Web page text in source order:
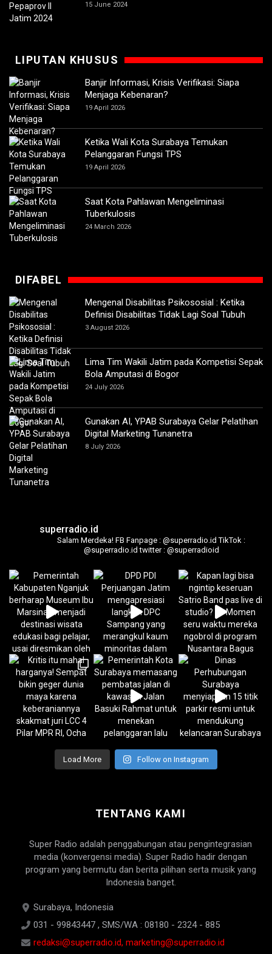
15 June 2024
LIPUTAN KHUSUS
Banjir Informasi, Krisis Verifikasi: Siapa
Menjaga Kebenaran?
19 April 2026
Ketika Wali Kota Surabaya Temukan
Pelanggaran Fungsi TPS
19 April 2026
Saat Kota Pahlawan Mengeliminasi
Tuberkulosis
24 March 2026
DIFABEL
Mengenal Disabilitas Psikososial : Ketika
Definisi Disabilitas Tidak Lagi Soal Tubuh
3 August 2026
Lima Tim Wakili Jatim pada Kompetisi Sepak
Bola Amputasi di Bogor
24 July 2026
Gunakan AI, YPAB Surabaya Gelar Pelatihan
Digital Marketing Tunanetra
8 July 2026
superradio.id
Salam Merdeka! FB Fanpage : @superradio.id TikTok :
@superradio.id twitter : @superradioid
Load More Follow on Instagram
TENTANG KAMI
Super Radio adalah penggabungan atau pengintegrasian
media (konvergensi media). Super Radio hadir dengan
program yang bermutu dan berita pilihan serta musik yang
Indonesia banget.
Surabaya, Indonesia
031 - 99843447 , SMS/WA : 08180 - 2324 - 885
redaksi@superradio.id, marketing@superradio.id